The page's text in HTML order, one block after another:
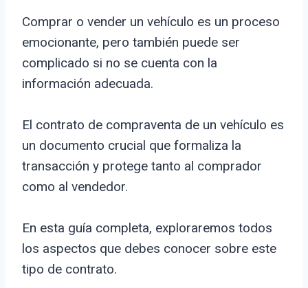
Comprar o vender un vehículo es un proceso
emocionante, pero también puede ser
complicado si no se cuenta con la
información adecuada.
El contrato de compraventa de un vehículo es
un documento crucial que formaliza la
transacción y protege tanto al comprador
como al vendedor.
En esta guía completa, exploraremos todos
los aspectos que debes conocer sobre este
tipo de contrato.